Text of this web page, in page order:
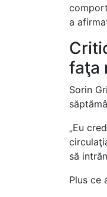
a
faţa
Sorin
„Eu
să
Plus ce